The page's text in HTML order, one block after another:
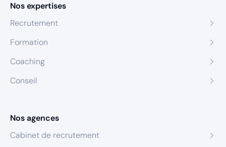
Nos expertises
Recrutement
Formation
Coaching
Conseil
Nos agences
Cabinet de recrutement